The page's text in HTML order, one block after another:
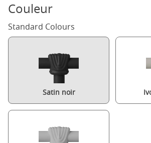
Couleur
Standard Colours
Satin noir